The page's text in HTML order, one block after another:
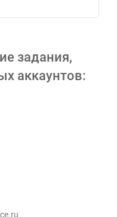
задания,
аккаунтов: